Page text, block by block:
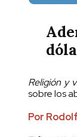
Religión y
sobre los
Por